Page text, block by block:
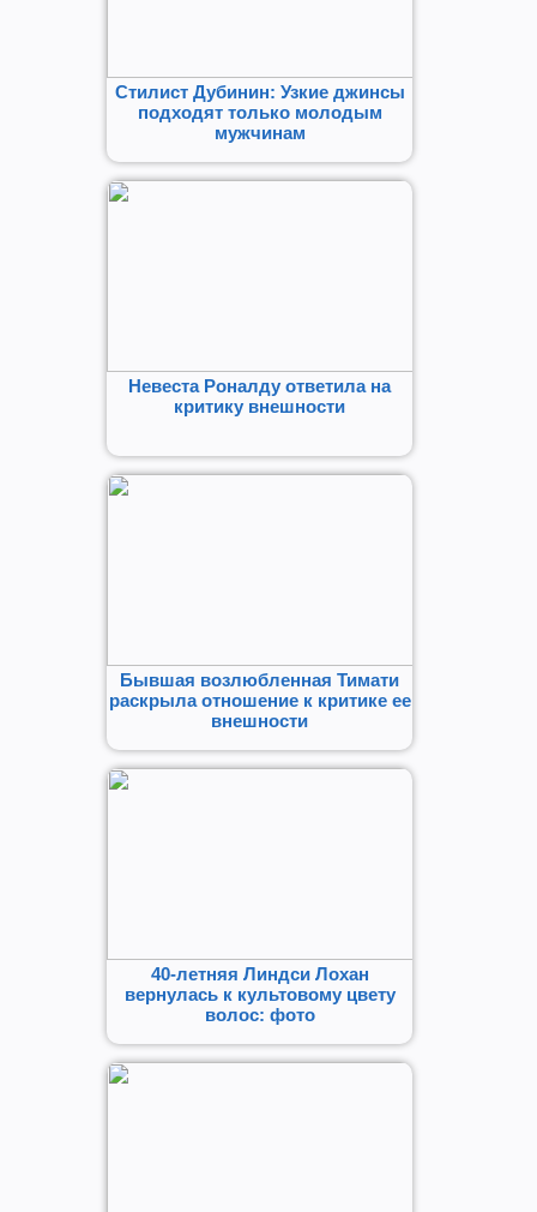
Стилист Дубинин: Узкие джинсы
подходят только молодым
мужчинам
Невеста Роналду ответила на
критику внешности
Бывшая возлюбленная Тимати
раскрыла отношение к критике ее
внешности
40-летняя Линдси Лохан
вернулась к культовому цвету
волос: фото